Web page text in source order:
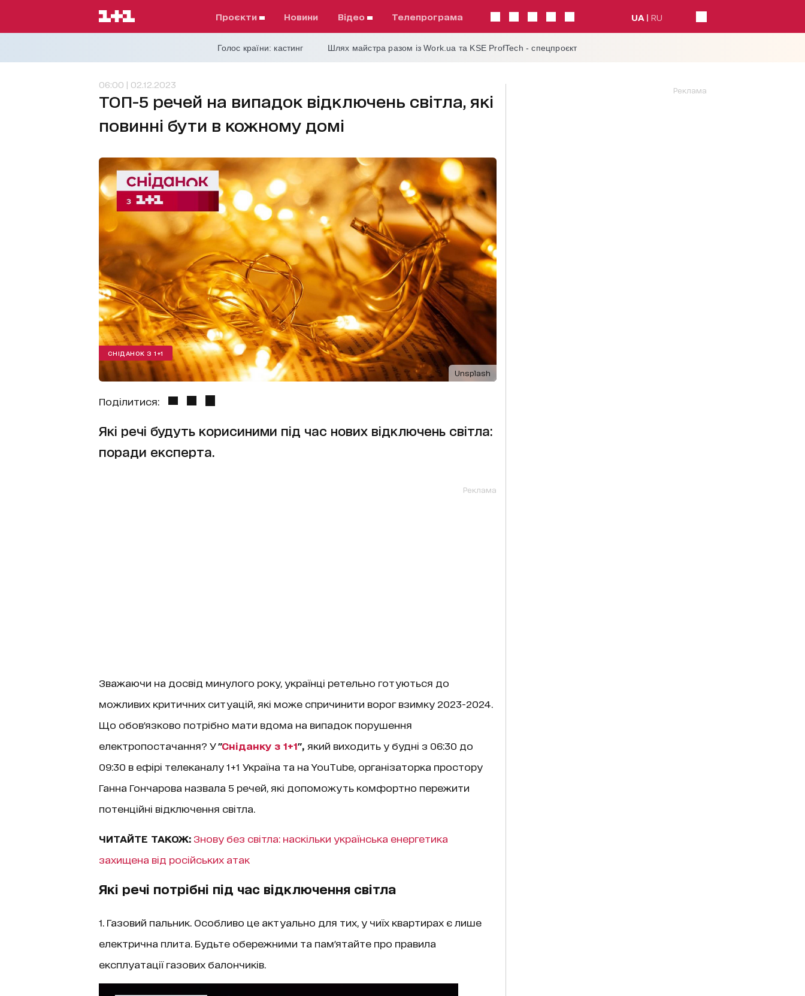
проєкти Новини відео телепрограма UA RU
Голос країни: кастинг Шлях майстра разом із Work.ua та KSE ProfTech - спецпроєкт
06:00 | 02.12.2023
ТОП-5 речей на випадок відключень світла, які
повинні бути в кожному домі
Unsplash
СНІДАНОК З 1+1
Поділитися:
Які речі будуть корисиними під час нових відключень світла:
поради експерта.
Реклама
Зважаючи на досвід минулого року, українці ретельно готуються до
можливих критичних ситуацій, які може спричинити ворог взимку 2023-2024.
Що обов'язково потрібно мати вдома на випадок порушення
електропостачання? У"Сніданку з 1+1", який виходить у будні з 06:30 до
09:30 в ефірі телеканалу 1+1 Україна та на YouTube, організаторка простору
Ганна Гончарова назвала 5 речей, які допоможуть комфортно пережити
потенційні відключення світла.
ЧИТАЙТЕ ТАКОЖ: Знову без світла: наскільки українська енергетика
захищена від російських атак
Які речі потрібні під час відключення світла
1. Газовий пальник. Особливо це актуально для тих, у чиїх квартирах є лише
електрична плита. Будьте обережними та пам'ятайте про правила
експлуатації газових балончиків.
Реклама